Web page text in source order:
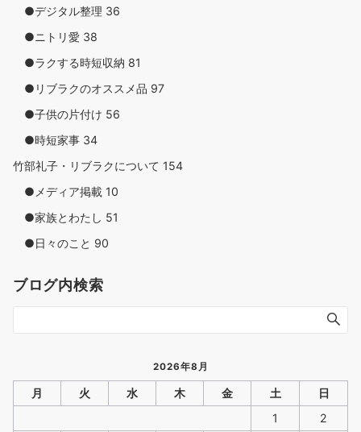
●デジタル整理 36
●ニトリ愛 38
●ラクする時短収納 81
●リブラクのオススメ品 97
●子供の片付け 56
●時短家事 34
竹部礼子・リブラクについて 154
●メディア掲載 10
●家族とわたし 51
●日々のこと 90
ブログ内検索
2026年8月
月 火 水 木 金 土
日
1
2